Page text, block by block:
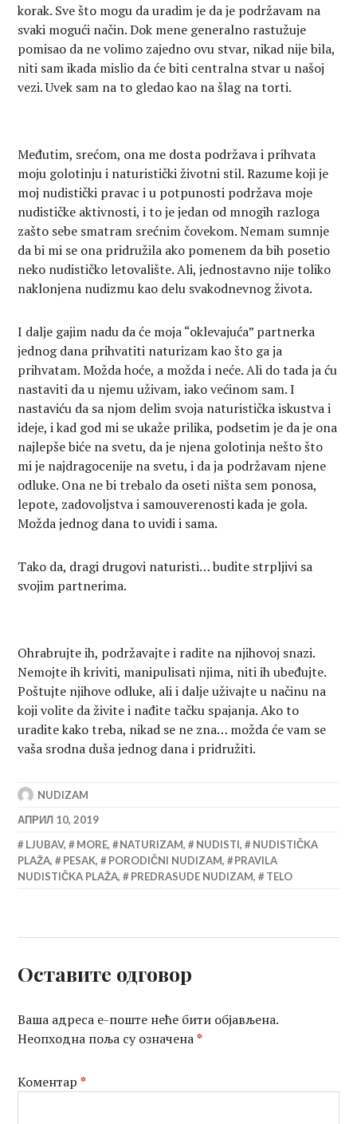
korak. Sve što mogu da uradim je da je podržavam na
svaki mogući način. Dok mene generalno rastužuje
pomisao da ne volimo zajedno ovu stvar, nikad nije bila,
niti sam ikada mislio da će biti centralna stvar u našoj
vezi. Uvek sam na to gledao kao na šlag na torti.
Međutim, srećom, ona me dosta podržava i prihvata
moju golotinju i naturistički životni stil. Razume koji je
moj nudistički pravac i u potpunosti podržava moje
nudističke aktivnosti, i to je jedan od mnogih razloga
zašto sebe smatram srećnim čovekom. Nemam sumnje
da bi mi se ona pridružila ako pomenem da bih posetio
neko nudističko letovalište. Ali, jednostavno nije toliko
naklonjena nudizmu kao delu svakodnevnog života.
I dalje gajim nadu da će moja “oklevajuća” partnerka
jednog dana prihvatiti naturizam kao što ga ja
prihvatam. Možda hoće, a možda i neće. Ali do tada ja ću
nastaviti da u njemu uživam, iako većinom sam. I
nastaviću da sa njom delim svoja naturistička iskustva i
ideje, i kad god mi se ukaže prilika, podsetim je da je ona
najlepše biće na svetu, da je njena golotinja nešto što
mi je najdragocenije na svetu, i da ja podržavam njene
odluke. Ona ne bi trebalo da oseti ništa sem ponosa,
lepote, zadovoljstva i samouverenosti kada je gola.
Možda jednog dana to uvidi i sama.
Tako da, dragi drugovi naturisti… budite strpljivi sa
svojim partnerima.
Ohrabrujte ih, podržavajte i radite na njihovoj snazi.
Nemojte ih kriviti, manipulisati njima, niti ih ubeđujte.
Poštujte njihove odluke, ali i dalje uživajte u načinu na
koji volite da živite i nađite tačku spajanja. Ako to
uradite kako treba, nikad se ne zna… možda će vam se
vaša srodna duša jednog dana i pridružiti.
NUDIZAM
АПРИЛ 10, 2019
LJUBAV, MORE, NATURIZAM, NUDISTI,
NUDISTIČKA
PLAŽA, PESAK, PORODIČNI NUDIZAM,
PRAVILA
NUDISTIČKA PLAŽA, PREDRASUDE NUDIZAM, TELO
Оставите одговор
Ваша адреса е-поште неће бити објављена.
Неопходна поља су означена*
Коментар*